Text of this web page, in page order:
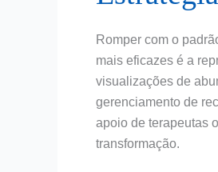
Romper com o
mais eficazes é a
visualizações de
gerenciamento de
apoio de terapeutas
transformação.